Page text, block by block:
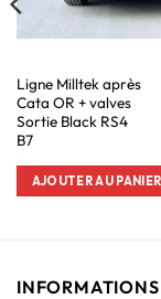
Ligne Milltek après
Cata OR + valves
Sortie Black RS4
B7
AJOUTER AU PANIER